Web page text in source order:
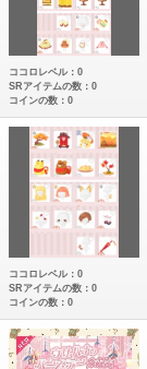
ココロレベル：0
SRアイテムの数：0
コインの数：0
ココロレベル：0
SRアイテムの数：0
コインの数：0